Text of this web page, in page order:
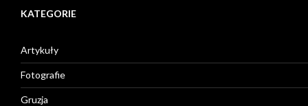
KATEGORIE
Artykuły
Fotografie
Gruzja